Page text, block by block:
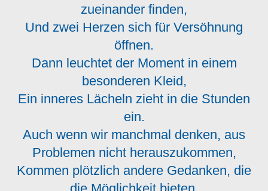
zueinander finden,
Und zwei Herzen sich für Versöhnung
öffnen.
Dann leuchtet der Moment in einem
besonderen Kleid,
Ein inneres Lächeln zieht in die Stunden
ein.
Auch wenn wir manchmal denken, aus
Problemen nicht herauszukommen,
Kommen plötzlich andere Gedanken, die